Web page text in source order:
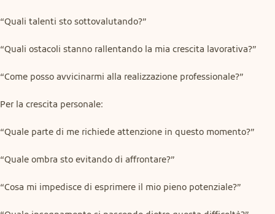
“Quali talenti sto sottovalutando?”
“Quali ostacoli stanno rallentando la mia crescita lavorativa?”
“Come posso avvicinarmi alla realizzazione professionale?”
Per la crescita personale:
“Quale parte di me richiede attenzione in questo momento?”
“Quale ombra sto evitando di affrontare?”
“Cosa mi impedisce di esprimere il mio pieno potenziale?”